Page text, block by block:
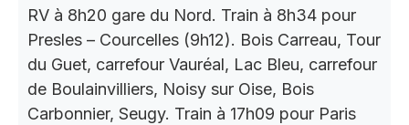
RV à 8h20 gare du Nord. Train à 8h34 pour
Presles – Courcelles (9h12). Bois Carreau, Tour
du Guet, carrefour Vauréal, Lac Bleu, carrefour
de Boulainvilliers, Noisy sur Oise, Bois
Carbonnier, Seugy. Train à 17h09 pour Paris